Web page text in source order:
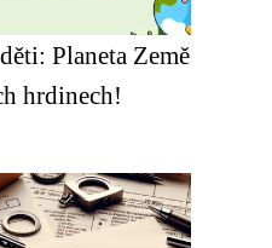
Planeta Země
hrdinech!